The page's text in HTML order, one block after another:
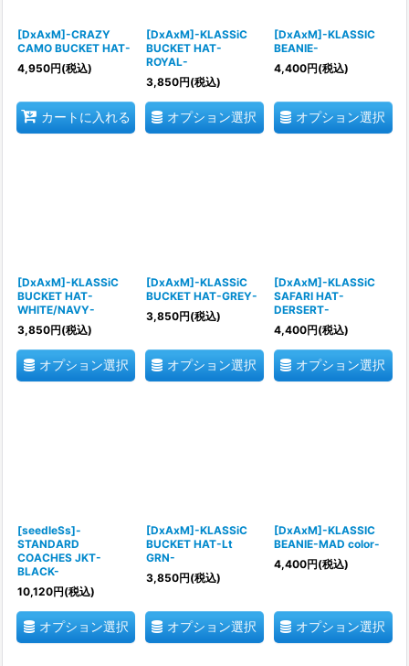
[DxAxM]-CRAZY
CAMO BUCKET HAT-
4,950円(税込)
カートに入れる
[DxAxM]-KLASSiC
BUCKET HAT-
ROYAL-
3,850円(税込)
オプション選択
[DxAxM]-KLASSIC
BEANIE-
4,400円(税込)
オプション選択
[DxAxM]-KLASSiC
BUCKET HAT-
WHITE/NAVY-
3,850円(税込)
オプション選択
[DxAxM]-KLASSiC
BUCKET HAT-GREY-
3,850円(税込)
オプション選択
[DxAxM]-KLASSiC
SAFARI HAT-
DERSERT-
4,400円(税込)
オプション選択
[seedleSs]-
STANDARD
COACHES JKT-
BLACK-
10,120円(税込)
オプション選択
[DxAxM]-KLASSiC
BUCKET HAT-Lt
GRN-
3,850円(税込)
オプション選択
[DxAxM]-KLASSIC
BEANIE-MAD color-
4,400円(税込)
オプション選択